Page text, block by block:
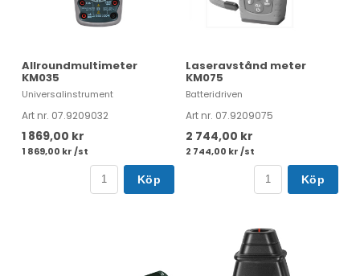
Allroundmultimeter
KM035
Universalinstrument
Art nr. 07.9209032
1 869,00 kr
1 869,00 kr /st
Köp
Laseravstånd meter
KM075
Batteridriven
Art nr. 07.9209075
2 744,00 kr
2 744,00 kr /st
Köp